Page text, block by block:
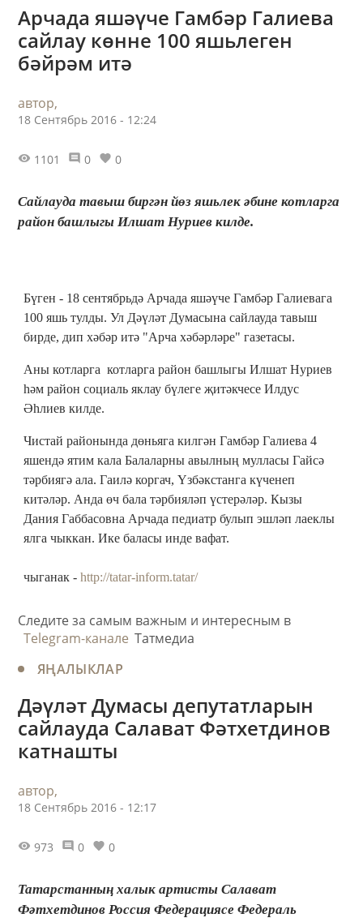
Арчада яшәүче Гамбәр Галиева
сайлау көнне 100 яшьлеген
бәйрәм итә
автор,
18 Сентябрь 2016 - 12:24
1101 0 0
Сайлауда тавыш биргән йөз яшьлек әбине котларга
район башлыгы Илшат Нуриев килде.
Бүген - 18 сентябрьдә Арчада яшәүче Гамбәр Галиевага
100 яшь тулды. Ул Дәүләт Думасына сайлауда тавыш
бирде, дип хәбәр итә "Арча хәбәрләре" газетасы.
Аны котларга котларга район башлыгы Илшат Нуриев
һәм район социаль яклау бүлеге җитәкчесе Илдус
Әһлиев килде.
Чистай районында дөньяга килгән Гамбәр Галиева 4
яшендә ятим кала Балаларны авылның мулласы Гайсә
тәрбиягә ала. Гаилә коргач, Үзбәкстанга күченеп
китәләр. Анда өч бала тәрбияләп үстерәләр. Кызы
Дания Габбасовна Арчада педиатр булып эшләп лаеклы
ялга чыккан. Ике баласы инде вафат.
чыганак - http://tatar-inform.tatar/
Следите за самым важным и интересным в
Telegram-канале Татмедиа
ЯҢАЛЫКЛАР
Дәүләт Думасы депутатларын
сайлауда Салават Фәтхетдинов
катнашты
автор,
18 Сентябрь 2016 - 12:17
973 0 0
Татарстанның халык артисты Салават
Фәтхетдинов Россия Федерациясе Федераль